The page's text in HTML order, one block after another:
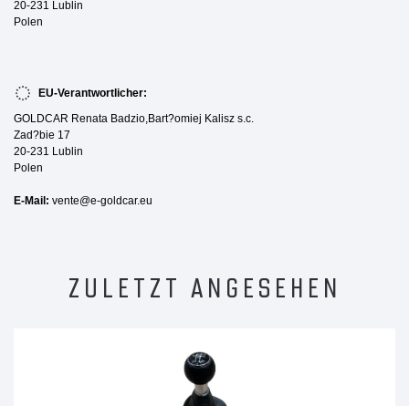
20-231 Lublin
Polen
EU-Verantwortlicher:
GOLDCAR Renata Badzio,Bart?omiej Kalisz s.c.
Zad?bie 17
20-231 Lublin
Polen
E-Mail: vente@e-goldcar.eu
ZULETZT ANGESEHEN